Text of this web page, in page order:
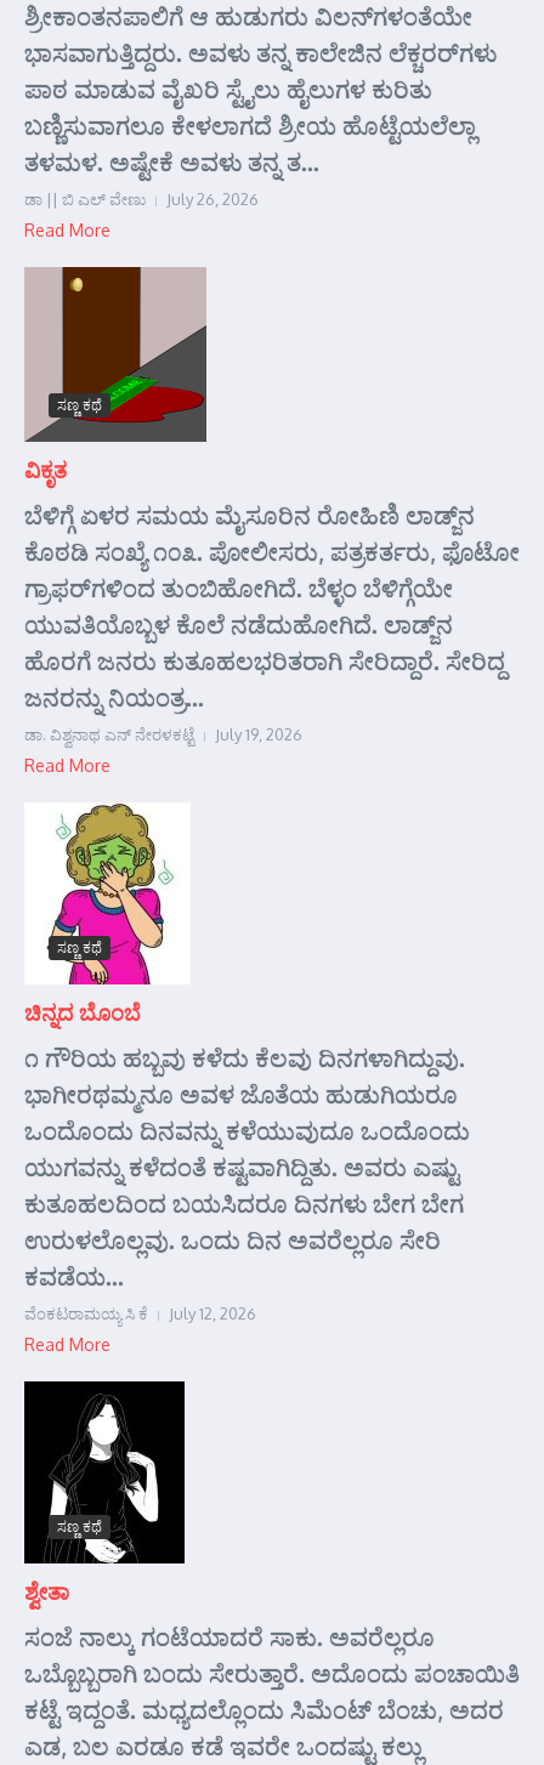
ಶ್ರೀಕಾಂತನಪಾಲಿಗೆ ಆ ಹುಡುಗರು ವಿಲನ್‌ಗಳಂತೆಯೇ
ಭಾಸವಾಗುತ್ತಿದ್ದರು. ಅವಳು ತನ್ನ ಕಾಲೇಜಿನ ಲೆಕ್ಚರರ್‌ಗಳು
ಪಾಠ ಮಾಡುವ ವೈಖರಿ ಸ್ಟೈಲು ಹೈಲುಗಳ ಕುರಿತು
ಬಣ್ಣಿಸುವಾಗಲೂ ಕೇಳಲಾಗದೆ ಶ್ರೀಯ ಹೊಟ್ಟೆಯಲೆಲ್ಲಾ
ತಳಮಳ. ಅಷ್ಟೇಕೆ ಅವಳು ತನ್ನ ತ...
ಡಾ || ಬಿ ಎಲ್ ವೇಣು July 26, 2026
Read More
ಸಣ್ಣ ಕಥೆ
ವಿಕೃತ
ಬೆಳಿಗ್ಗೆ ಏಳರ ಸಮಯ ಮೈಸೂರಿನ ರೋಹಿಣಿ ಲಾಡ್ಜ್‌ನ
ಕೊಠಡಿ ಸಂಖ್ಯೆ ೧೦೩. ಪೋಲೀಸರು, ಪತ್ರಕರ್ತರು, ಫೊಟೋ
ಗ್ರಾಫರ್‌ಗಳಿಂದ ತುಂಬಿಹೋಗಿದೆ. ಬೆಳ್ಳಂ ಬೆಳಿಗ್ಗೆಯೇ
ಯುವತಿಯೊಬ್ಬಳ ಕೊಲೆ ನಡೆದುಹೋಗಿದೆ. ಲಾಡ್ಜ್‌ನ
ಹೊರಗೆ ಜನರು ಕುತೂಹಲಭರಿತರಾಗಿ ಸೇರಿದ್ದಾರೆ. ಸೇರಿದ್ದ
ಜನರನ್ನು ನಿಯಂತ್ರ...
ಡಾ. ವಿಶ್ವನಾಥ ಎನ್ ನೇರಳಕಟ್ಟೆ July 19, 2026
Read More
ಸಣ್ಣ ಕಥೆ
ಚಿನ್ನದ ಬೊಂಬೆ
೧ ಗೌರಿಯ ಹಬ್ಬವು ಕಳೆದು ಕೆಲವು ದಿನಗಳಾಗಿದ್ದುವು.
ಭಾಗೀರಥಮ್ಮನೂ ಅವಳ ಜೊತೆಯ ಹುಡುಗಿಯರೂ
ಒಂದೊಂದು ದಿನವನ್ನು ಕಳೆಯುವುದೂ ಒಂದೊಂದು
ಯುಗವನ್ನು ಕಳೆದಂತೆ ಕಷ್ಟವಾಗಿದ್ದಿತು. ಅವರು ಎಷ್ಟು
ಕುತೂಹಲದಿಂದ ಬಯಸಿದರೂ ದಿನಗಳು ಬೇಗ ಬೇಗ
ಉರುಳಲೊಲ್ಲವು. ಒಂದು ದಿನ ಅವರೆಲ್ಲರೂ ಸೇರಿ
ಕವಡೆಯ...
ವೆಂಕಟರಾಮಯ್ಯ ಸಿ ಕೆ July 12, 2026
Read More
ಸಣ್ಣ ಕಥೆ
ಶ್ವೇತಾ
ಸಂಜೆ ನಾಲ್ಕು ಗಂಟೆಯಾದರೆ ಸಾಕು. ಅವರೆಲ್ಲರೂ
ಒಬ್ಬೊಬ್ಬರಾಗಿ ಬಂದು ಸೇರುತ್ತಾರೆ. ಅದೊಂದು ಪಂಚಾಯಿತಿ
ಕಟ್ಟೆ ಇದ್ದಂತೆ. ಮಧ್ಯದಲ್ಲೊಂದು ಸಿಮೆಂಟ್ ಬೆಂಚು, ಅದರ
ಎಡ, ಬಲ ಎರಡೂ ಕಡೆ ಇವರೇ ಒಂದಷ್ಟು ಕಲ್ಲು